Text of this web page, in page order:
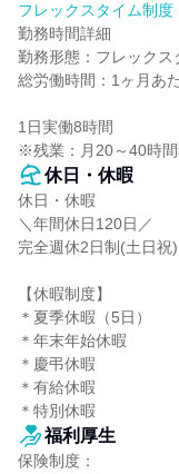
フレックスタイム制度
勤務時間詳細
勤務形態：フレックス
総労働時間：1ヶ月あ
1日実働8時間
※残業：月20～40時
休日・休暇
休日・休暇
＼年間休日120日／
完全週休2日制(土日祝)
【休暇制度】
＊夏季休暇（5日）
＊年末年始休暇
＊慶弔休暇
＊有給休暇
＊特別休暇
福利厚生
保険制度：